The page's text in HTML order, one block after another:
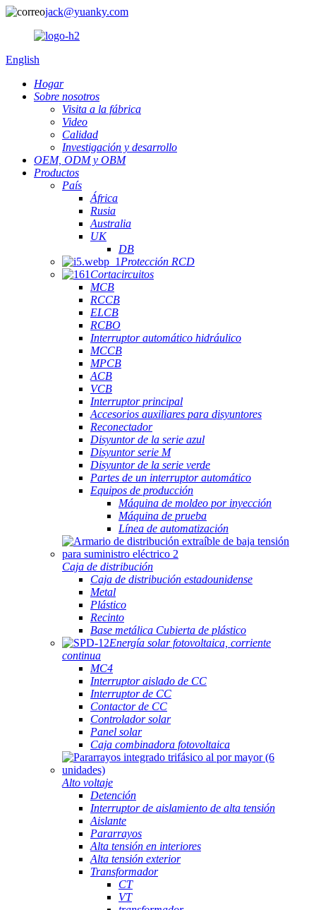
jack@yuanky.com
English
Hogar
Sobre nosotros
Visita a la fábrica
Video
Calidad
Investigación y desarrollo
OEM, ODM y OBM
Productos
País
África
Rusia
Australia
UK
DB
Protección RCD
Cortacircuitos
MCB
RCCB
ELCB
RCBO
Interruptor automático hidráulico
MCCB
MPCB
ACB
VCB
Interruptor principal
Accesorios auxiliares para disyuntores
Reconectador
Disyuntor de la serie azul
Disyuntor serie M
Disyuntor de la serie verde
Partes de un interruptor automático
Equipos de producción
Máquina de moldeo por inyección
Máquina de prueba
Línea de automatización
Caja de distribución
Caja de distribución estadounidense
Metal
Plástico
Recinto
Base metálica Cubierta de plástico
Energía solar fotovoltaica, corriente
continua
MC4
Interruptor aislado de CC
Interruptor de CC
Contactor de CC
Controlador solar
Panel solar
Caja combinadora fotovoltaica
Alto voltaje
Detención
Interruptor de aislamiento de alta tensión
Aislante
Pararrayos
Alta tensión en interiores
Alta tensión exterior
Transformador
CT
VT